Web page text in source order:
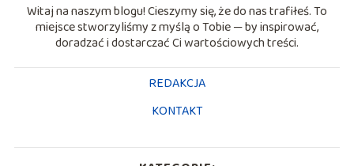
Witaj na naszym blogu! Cieszymy się, że do nas trafiłeś. To
miejsce stworzyliśmy z myślą o Tobie — by inspirować,
doradzać i dostarczać Ci wartościowych treści.
REDAKCJA
KONTAKT